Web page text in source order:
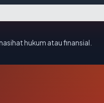
hukum atau finansial.